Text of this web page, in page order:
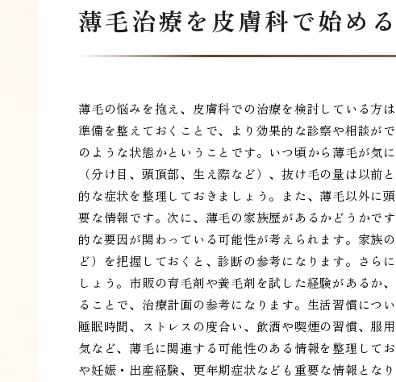
薄毛治療を皮膚科で始め
薄毛の悩みを抱え、皮膚科での治療を検討している方
準備を整えておくことで、より効果的な診察や相談が
のような状態かということです。いつ頃から薄毛が気
（分け目、頭頂部、生え際など）、抜け毛の量は以
的な症状を整理しておきましょう。また、薄毛以外に
要な情報です。次に、薄毛の家族歴があるかどうかで
的な要因が関わっている可能性が考えられます。家族
ど）を把握しておくと、診断の参考になります。さら
しょう。市販の育毛剤や養毛剤を試した経験があるか
ることで、治療計画の参考になります。生活習慣につ
睡眠時間、ストレスの度合い、飲酒や喫煙の習慣、服
気など、薄毛に関連する可能性のある情報を整理して
や妊娠・出産経験、更年期症状なども重要な情報とな